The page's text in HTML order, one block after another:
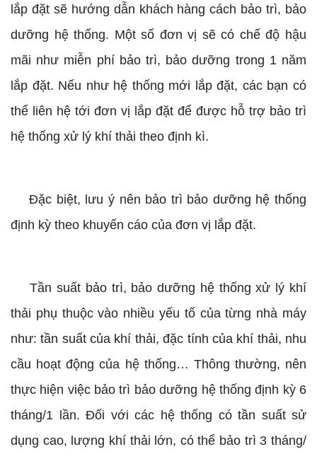
lắp đặt sẽ hướng dẫn khách hàng cách bảo trì, bảo
dưỡng hệ thống. Một số đơn vị sẽ có chế độ hậu
mãi như miễn phí bảo trì, bảo dưỡng trong 1 năm
lắp đặt. Nếu như hệ thống mới lắp đặt, các bạn có
thể liên hệ tới đơn vị lắp đặt để được hỗ trợ bảo trì
hệ thống xử lý khí thải theo định kì.
Đặc biệt, lưu ý nên bảo trì bảo dưỡng hệ thống
định kỳ theo khuyến cáo của đơn vị lắp đặt.
Tần suất bảo trì, bảo dưỡng hệ thống xử lý khí
thải phụ thuộc vào nhiều yếu tố của từng nhà máy
như: tần suất của khí thải, đặc tính của khí thải, nhu
cầu hoạt động của hệ thống… Thông thường, nên
thực hiện việc bảo trì bảo dưỡng hệ thống định kỳ 6
tháng/1 lần. Đối với các hệ thống có tần suất sử
dụng cao, lượng khí thải lớn, có thể bảo trì 3 tháng/